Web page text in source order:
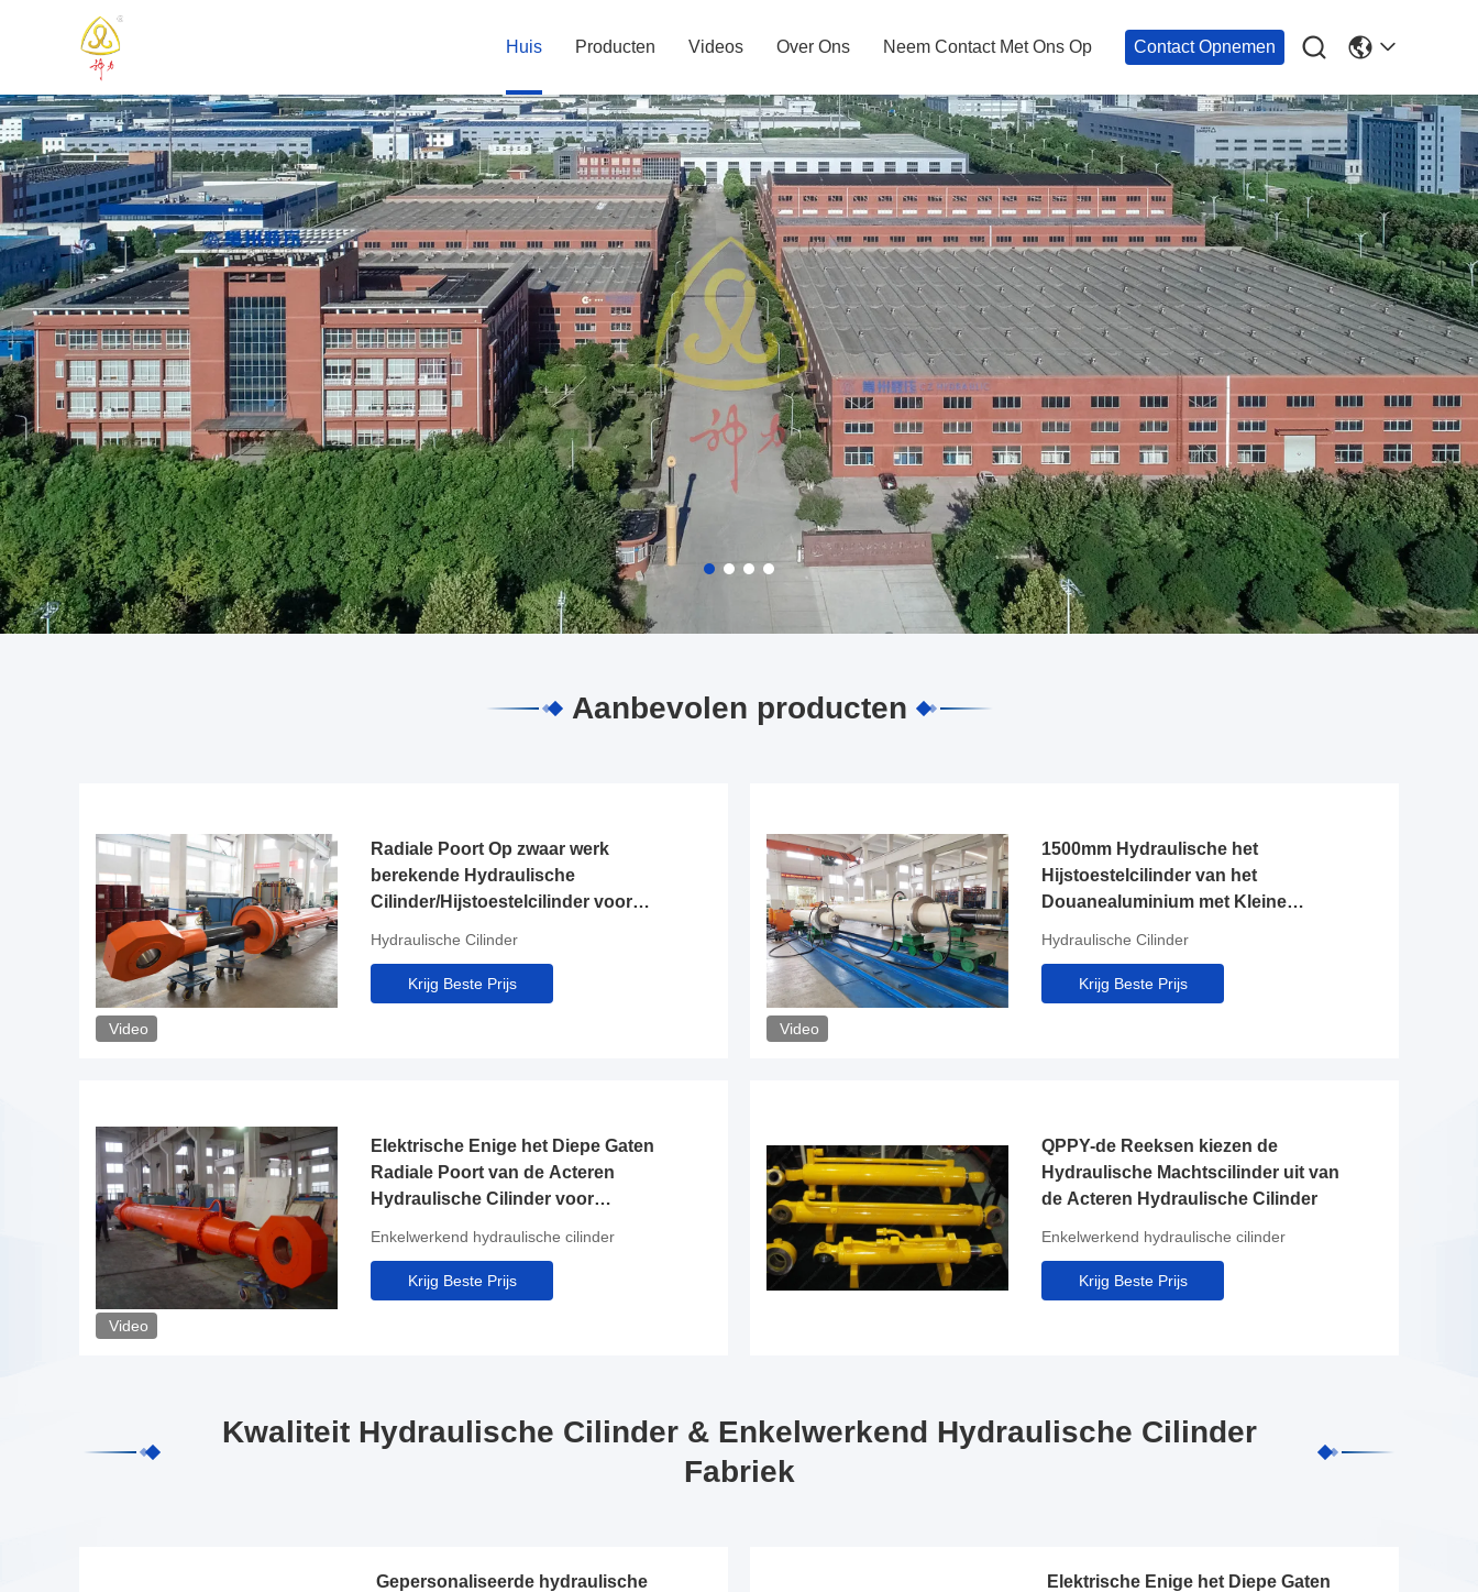
Huis Producten Videos Over Ons Neem Contact Met Ons Op Contact Opnemen 
Aanbevolen producten
Video
Radiale Poort Op zwaar werk
berekende Hydraulische
Cilinder/Hijstoestelcilinder voor
Hydraulische Cilinder
Krijg Beste Prijs
Video
1500mm Hydraulische het
Hijstoestelcilinder van het
Douanealuminium met Kleine
Hydraulische Cilinder
Krijg Beste Prijs
Video
Elektrische Enige het Diepe Gaten
Radiale Poort van de Acteren
Hydraulische Cilinder voor
Enkelwerkend hydraulische cilinder
Krijg Beste Prijs
QPPY-de Reeksen kiezen de
Hydraulische Machtscilinder uit van
de Acteren Hydraulische Cilinder
Enkelwerkend hydraulische cilinder
Krijg Beste Prijs
Kwaliteit Hydraulische Cilinder & Enkelwerkend Hydraulische Cilinder
Fabriek
Gepersonaliseerde hydraulische
Elektrische Enige het Diepe Gaten